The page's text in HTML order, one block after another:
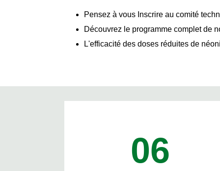
Pensez à vous Inscrire au comité
Découvrez le programme complet de
L'efficacité des doses réduites de
06